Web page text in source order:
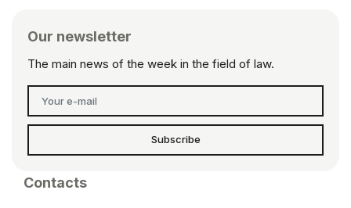
Our newsletter
The main news of the week in the field of law.
Subscribe
Contacts